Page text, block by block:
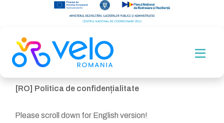
[RO] Politica de confidențialitate
Please scroll down for English version!